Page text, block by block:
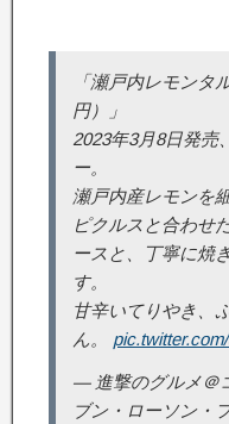
「瀬戸内レモンタ
円）」
2023年3月8日発売
ー。
瀬戸内産レモンを
ピクルスと合わせ
ースと、丁寧に焼
す。
甘辛いてりやき、
ん。
— 進撃のグルメ＠
ブン・ローソン・